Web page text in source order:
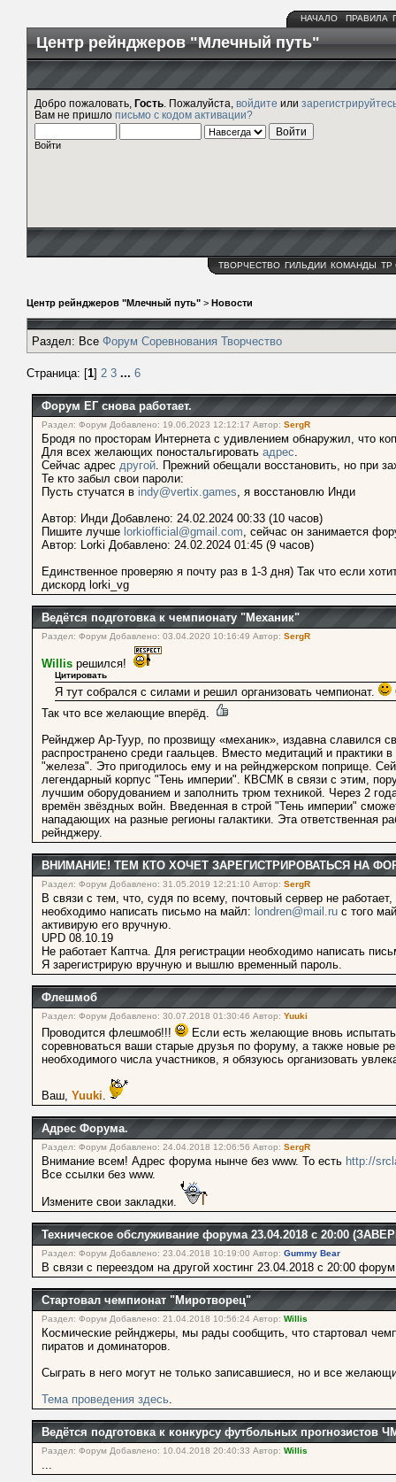
НАЧАЛО ПРАВИЛА
Центр рейнджеров "Млечный путь"
Добро пожаловать, Гость . Пожалуйста, войдите или
Вам не пришло письмо с кодом активации?
Войти
ТВОРЧЕСТВО ГИЛЬДИИ КОМАНДЫ ТР
Центр рейнджеров "Млечный путь" > Новости
Раздел: Все Форум Соревнования Творчество
Страница: [1] 2 3 ... 6
Форум ЕГ снова работает.
Раздел: Форум Добавлено: 19.06.2023 12:12:17 Автор: SergR
Бродя по просторам Интернета с удивлением обнаружил, что
Для всех желающих поностальгировать адрес.
Сейчас адрес другой. Прежний обещали восстановить, но при
Те кто забыл свои пароли:
Пусть стучатся в indy@vertix.games, я восстановлю Инди
Автор: Инди Добавлено: 24.02.2024 00:33 (10 часов)
Пишите лучше lorkiofficial@gmail.com, сейчас он занимается
Автор: Lorki Добавлено: 24.02.2024 01:45 (9 часов)
Единственное проверяю я почту раз в 1-3 дня) Так что если
дискорд lorki_vg
Ведётся подготовка к чемпионату "Механик"
Раздел: Форум Добавлено: 03.04.2020 10:16:49 Автор: SergR
Willis решился!
Цитировать
Я тут собрался с силами и решил организовать чемпионат.
Так что все желающие вперёд.
Рейнджер Ар-Туур, по прозвищу «механик», издавна славился
распространено среди гаальцев. Вместо медитаций и
"железа". Это пригодилось ему и на рейнджерском поприще.
легендарный корпус "Тень империи". КВСМК в связи с этим,
лучшим оборудованием и заполнить трюм техникой. Через 2
времён звёздных войн. Введенная в строй "Тень империи"
нападающих на разные регионы галактики. Эта ответственная
рейнджеру.
ВНИМАНИЕ! ТЕМ КТО ХОЧЕТ ЗАРЕГИСТРИРОВАТЬСЯ НА
Раздел: Форум Добавлено: 31.05.2019 12:21:10 Автор: SergR
В связи с тем, что, судя по всему, почтовый сервер не
необходимо написать письмо на майл: londren@mail.ru с того
активирую его вручную.
UPD 08.10.19
Не работает Каптча. Для регистрации необходимо написать
Я зарегистрирую вручную и вышлю временный пароль.
Флешмоб
Раздел: Форум Добавлено: 30.07.2018 01:30:46 Автор: Yuuki
Проводится флешмоб!!!
Если есть желающие вновь
соревноваться ваши старые друзья по форуму, а также новые
необходимого числа участников, я обязуюсь организовать
Ваш, Yuuki.
Адрес Форума.
Раздел: Форум Добавлено: 24.04.2018 12:06:56 Автор: SergR
Внимание всем! Адрес форума нынче без www. То есть http://
Все ссылки без www.
Измените свои закладки.
Техническое обслуживание форума 23.04.2018 с 20:00
Раздел: Форум Добавлено: 23.04.2018 10:19:00 Автор: Gummy Bear
В связи с переездом на другой хостинг 23.04.2018 с 20:00
Стартовал чемпионат "Миротворец"
Раздел: Форум Добавлено: 21.04.2018 10:56:24 Автор: Willis
Космические рейнджеры, мы рады сообщить, что стартовал
пиратов и доминаторов.
Сыграть в него могут не только записавшиеся, но и все
Тема проведения здесь.
Ведётся подготовка к конкурсу футбольных прогнозистов
Раздел: Форум Добавлено: 10.04.2018 20:40:33 Автор: Willis
...